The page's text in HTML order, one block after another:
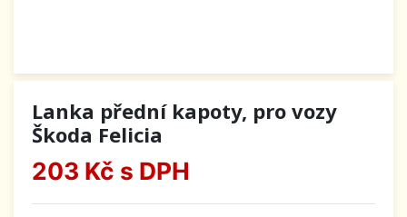
Lanka přední kapoty, pro vozy
Škoda Felicia
203 Kč s DPH